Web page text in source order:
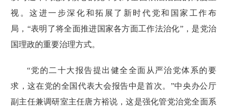
视。这进一步深化和拓展了新时代党和国家工作布
局，“表明了将全面推进国家各方面工作法治化”，是党治
国理政的重要治理方式。
“党的二十大报告提出健全全面从严治党体系的要
求，这在党的全国代表大会报告中是首次。”中央办公厅
副主任兼调研室主任唐方裕说，这是强化管党治党全面系